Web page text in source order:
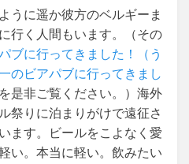
うに遥か彼方のベルギーま
行く人間もいます。（その
ブに行ってきました！（う
のビアパブに行ってきまし
を是非ご覧ください。）海外
祭りに泊まりがけで遠征さ
ます。ビールをこよなく愛
い。本当に軽い。飲みたい